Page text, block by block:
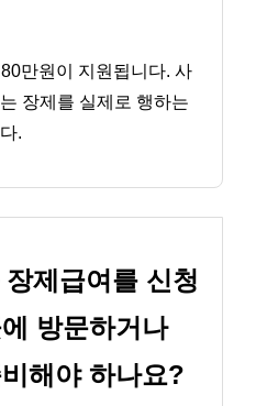
만원이 지원됩니다. 사
장제를 실제로 행하는
.
제급여를 신청
방문하거나
해야 하나요?